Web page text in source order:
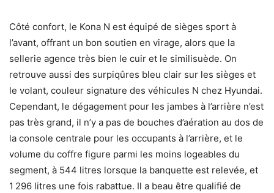
Côté confort, le Kona N est équipé de sièges sport à
l’avant, offrant un bon soutien en virage, alors que la
sellerie agence très bien le cuir et le similisuède. On
retrouve aussi des surpiqûres bleu clair sur les sièges et
le volant, couleur signature des véhicules N chez Hyundai.
Cependant, le dégagement pour les jambes à l’arrière n’est
pas très grand, il n’y a pas de bouches d’aération au dos de
la console centrale pour les occupants à l’arrière, et le
volume du coffre figure parmi les moins logeables du
segment, à 544 litres lorsque la banquette est relevée, et
1 296 litres une fois rabattue. Il a beau être qualifié de